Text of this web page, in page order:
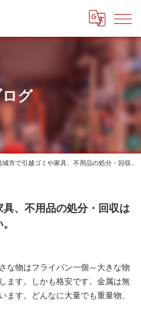
グ
市で引越ゴミや家具、不用品の処分・回収はイナバにお任せ下さい。
、不用品の処分・回収は
な物はフライパン一個～大きな物
ます。しかも格安です。金属は無
す。どんなに大量でも重量物、